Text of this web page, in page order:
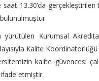
13.30’da gerçekleştirilen
Kurumsal
Kalite
kalite güvencesi
etmiştir.